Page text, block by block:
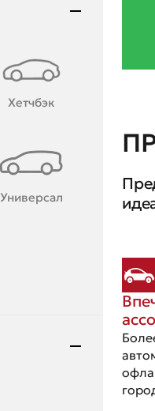
Хетчбэк
Универсал